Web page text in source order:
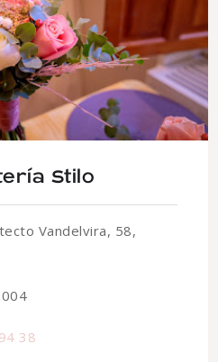
Stilo
Vandelvira, 58,
38